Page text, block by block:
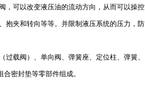
，可以改变液压油的流动方向，从而可以操控
抱夹和转向等等。并限制液压系统的压力，防
载阀）、单向阀、弹簧座、定位柱、弹簧、
密封垫等零部件组成。